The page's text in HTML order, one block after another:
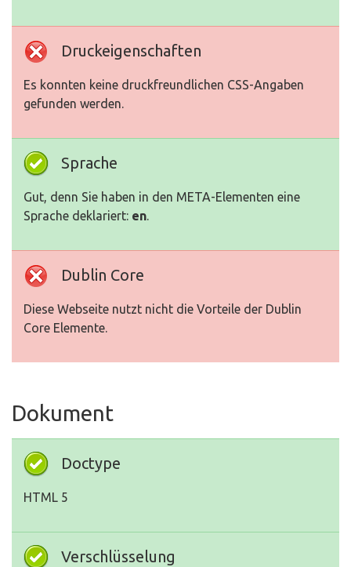
Druckeigenschaften
Es konnten keine druckfreundlichen CSS-Angaben
gefunden werden.
Sprache
Gut, denn Sie haben in den META-Elementen eine
Sprache deklariert: en.
Dublin Core
Diese Webseite nutzt nicht die Vorteile der Dublin
Core Elemente.
Dokument
Doctype
HTML 5
Verschlüsselung